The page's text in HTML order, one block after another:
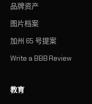
品牌资产
图片档案
加州 65 号提案
Write a BBB Review
教育